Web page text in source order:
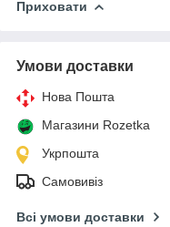
Приховати
Умови доставки
Нова Пошта
Магазини Rozetka
Укрпошта
Самовивіз
Всі умови доставки